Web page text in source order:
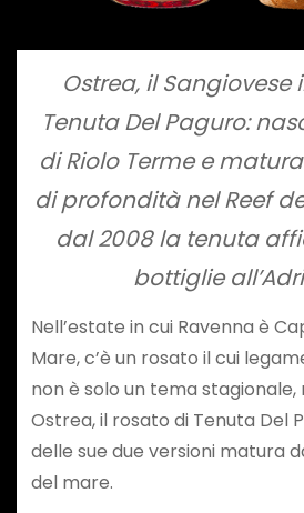
Ostrea, il Sangiovese
Tenuta Del Paguro:
di Riolo Terme e
di profondità nel Reef
dal 2008 la tenuta
bottiglie
Nell’estate in cui Ravenna è
Mare, c’è un rosato il cui
non è solo un tema
Ostrea, il rosato di Tenuta Del
delle sue due versioni matura
del mare.